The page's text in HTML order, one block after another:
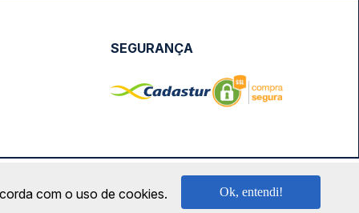
SEGURANÇA
0001-57 | saconibus@queropassagem.com.br
com o uso de cookies. Ok, entendi!